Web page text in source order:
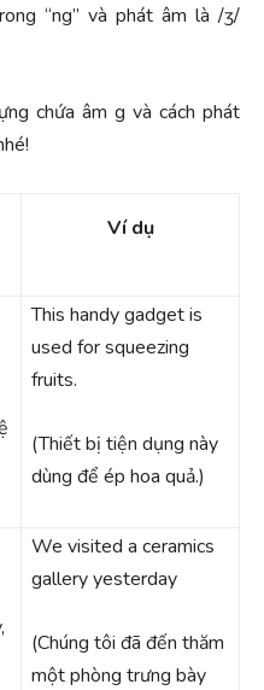
“ng” và phát âm là /ʒ/
chứa âm g và cách phát
Ví dụ
This handy gadget is
used for squeezing
fruits.
(Thiết bị tiện dụng này
dùng để ép hoa quả.)
We visited a ceramics
gallery yesterday
(Chúng tôi đã đến thăm
một phòng trưng bày